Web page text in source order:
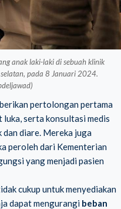
anak laki-laki di sebuah klinik
pada 8 Januari 2024.
pertolongan pertama
luka, serta konsultasi medis
dan diare. Mereka juga
peroleh dari Kementerian
yang menjadi pasien
cukup untuk menyediakan
dapat mengurangi beban